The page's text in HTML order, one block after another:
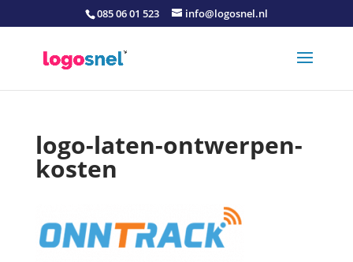
085 06 01 523 info@logosnel.nl
logo-laten-ontwerpen-
kosten